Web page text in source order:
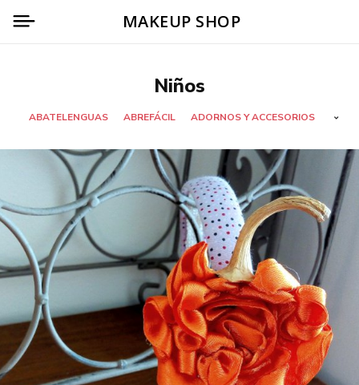
MAKEUP SHOP
Niños
ABATELENGUAS ABREFÁCIL ADORNOS Y ACCESORIOS